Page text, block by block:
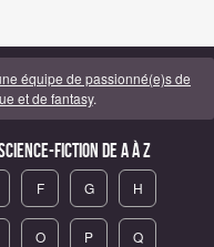
équipe de passionné(e)s de
et de fantasy.
fiction de A à Z
F G H
O P Q